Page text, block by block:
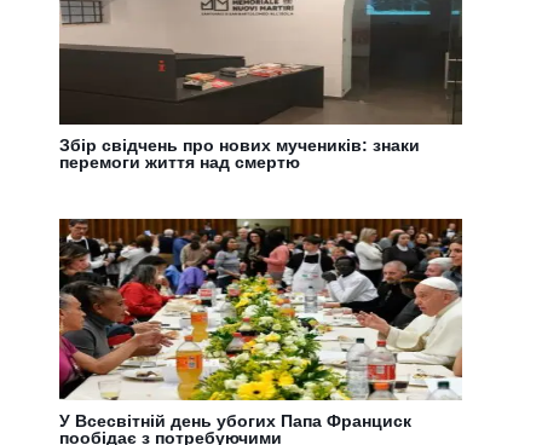
Збір свідчень про нових мучеників: знаки
перемоги життя над смертю
У Всесвітній день убогих Папа Франциск
пообідає з потребуючими